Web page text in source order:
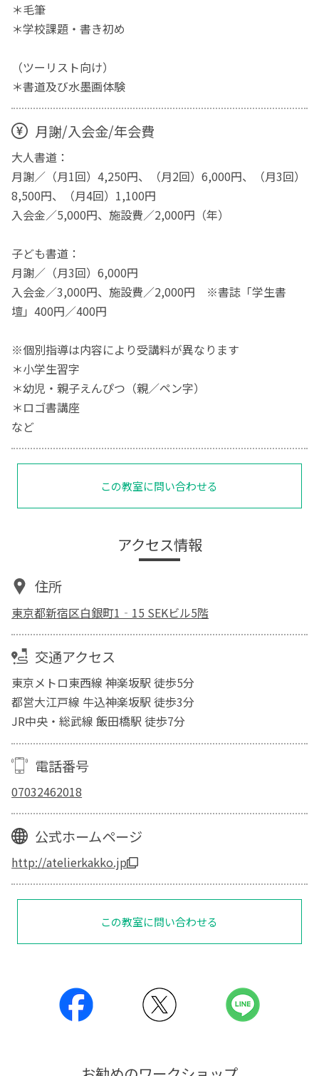
＊毛筆
＊学校課題・書き初め
（ツーリスト向け）
＊書道及び水墨画体験
月謝/入会金/年会費
大人書道：
月謝／（月1回）4,250円、（月2回）6,000円、（月3回）
8,500円、（月4回）1,100円
入会金／5,000円、施設費／2,000円（年）
子ども書道：
月謝／（月3回）6,000円
入会金／3,000円、施設費／2,000円 ※書誌「学生書
壇」400円／400円
※個別指導は内容により受講料が異なります
＊小学生習字
＊幼児・親子えんぴつ（親／ペン字）
＊ロゴ書講座
など
この教室に問い合わせる
アクセス情報
住所
東京都新宿区白銀町1‐15 SEKビル5階
交通アクセス
東京メトロ東西線 神楽坂駅 徒歩5分
都営大江戸線 牛込神楽坂駅 徒歩3分
JR中央・総武線 飯田橋駅 徒歩7分
電話番号
07032462018
公式ホームページ
http://atelierkakko.jp
この教室に問い合わせる